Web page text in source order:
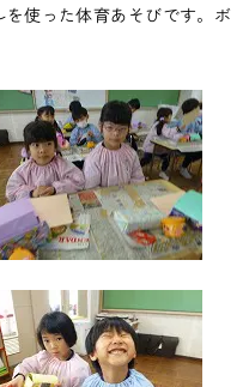
保育
課外活動
業
ブログ
よくあるご質問
使った体育あそびです。ボ